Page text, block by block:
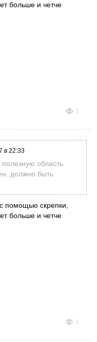
больше и четче
1
в 22:33
область.
должно быть
помощью скрепки,
больше и четче
1